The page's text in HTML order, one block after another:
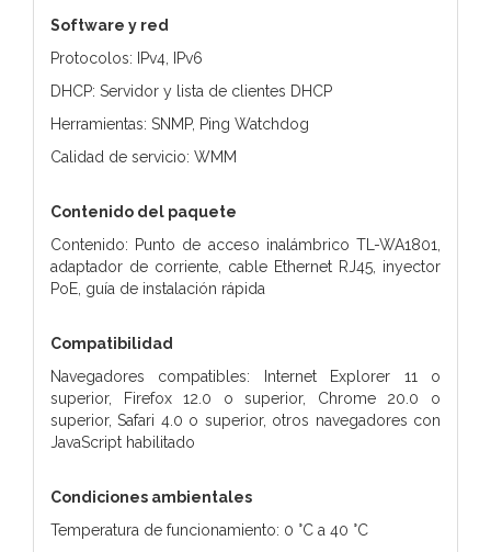
Software y red
Protocolos: IPv4, IPv6
DHCP: Servidor y lista de clientes DHCP
Herramientas: SNMP, Ping Watchdog
Calidad de servicio: WMM
Contenido del paquete
Contenido: Punto de acceso inalámbrico TL-WA1801,
adaptador de corriente, cable Ethernet RJ45, inyector
PoE, guía de instalación rápida
Compatibilidad
Navegadores compatibles: Internet Explorer 11 o
superior, Firefox 12.0 o superior, Chrome 20.0 o
superior, Safari 4.0 o superior, otros navegadores con
JavaScript habilitado
Condiciones ambientales
Temperatura de funcionamiento: 0 °C a 40 °C